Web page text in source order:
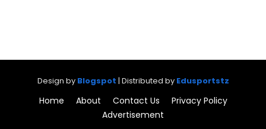
Design by Blogspot | Distributed by Edusportstz
Home About Contact Us
Privacy Policy
Advertisement